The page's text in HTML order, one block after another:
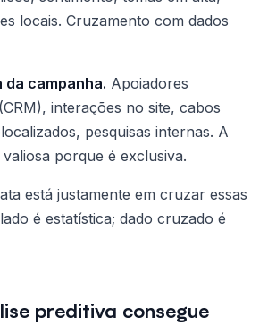
locais. Cruzamento com dados
da campanha. Apoiadores
interações no site, cabos
pesquisas internas. A
valiosa porque é exclusiva.
está justamente em cruzar essas
é estatística; dado cruzado é
preditiva consegue